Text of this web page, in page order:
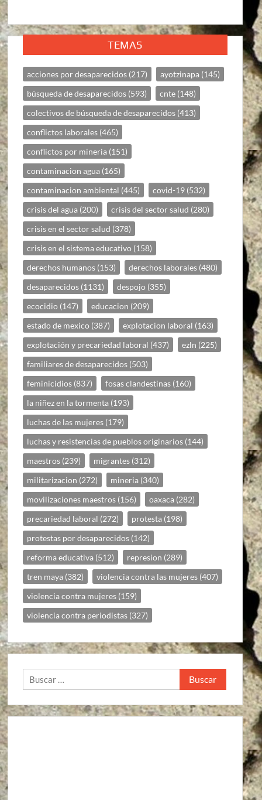
TEMAS
acciones por desaparecidos (217) ayotzinapa (145)
búsqueda de desaparecidos (593) cnte (148)
colectivos de búsqueda de desaparecidos (413)
conflictos laborales (465)
conflictos por mineria (151)
contaminacion agua (165)
contaminacion ambiental (445) covid-19 (532)
crisis del agua (200) crisis del sector salud (280)
crisis en el sector salud (378)
crisis en el sistema educativo (158)
derechos humanos (153) derechos laborales (480)
desaparecidos (1131) despojo (355)
ecocidio (147) educacion (209)
estado de mexico (387) explotacion laboral (163)
explotación y precariedad laboral (437) ezln (225)
familiares de desaparecidos (503)
feminicidios (837) fosas clandestinas (160)
la niñez en la tormenta (193)
luchas de las mujeres (179)
luchas y resistencias de pueblos originarios (144)
maestros (239) migrantes (312)
militarizacion (272) mineria (340)
movilizaciones maestros (156) oaxaca (282)
precariedad laboral (272) protesta (198)
protestas por desaparecidos (142)
reforma educativa (512) represion (289)
tren maya (382) violencia contra las mujeres (407)
violencia contra mujeres (159)
violencia contra periodistas (327)
Buscar: